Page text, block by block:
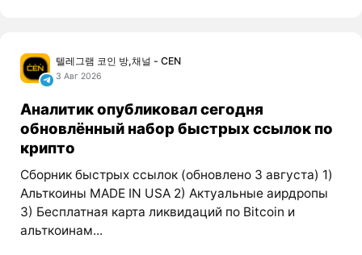
텔레그램 코인 방,채널 - CEN
3 Авг 2026
Аналитик опубликовал сегодня
обновлённый набор быстрых ссылок по
крипто
Сборник быстрых ссылок (обновлено 3 августа) 1)
Альткоины MADE IN USA 2) Актуальные аирдропы
3) Бесплатная карта ликвидаций по Bitcoin и
альткоинам...